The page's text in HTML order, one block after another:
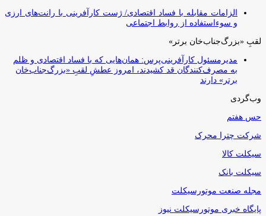
الزامات مقابله با فساد اقتصادی/ ژست کارآفرینی با رانت‌های ارزی
و سوءاستفاده از روابط اجتماعی
لقبِ «بزرگ‌جناب‌خان برتر»
مدیرمسئول کارآفرینی‌پرس: همان‌هایی که با فساد اقتصادی و ظلم
به مصرف‌کنندگان قد کشیدند، امروز عطشِ لقبِ «بزرگ‌جناب‌خان
برتر» دارند
وب‌گردی
حس هفتم
شرکت چترا محرک
سیکلت کالا
سیکلت بانک
مجله صنعت موتورسیکلت
پایگاه خبری موتورسیکلت نیوز